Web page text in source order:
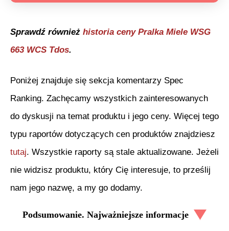
Sprawdź również historia ceny Pralka Miele WSG
663 WCS Tdos.
Poniżej znajduje się sekcja komentarzy Spec
Ranking. Zachęcamy wszystkich zainteresowanych
do dyskusji na temat produktu i jego ceny. Więcej tego
typu raportów dotyczących cen produktów znajdziesz
tutaj. Wszystkie raporty są stale aktualizowane. Jeżeli
nie widzisz produktu, który Cię interesuje, to prześlij
nam jego nazwę, a my go dodamy.
Podsumowanie. Najważniejsze informacje